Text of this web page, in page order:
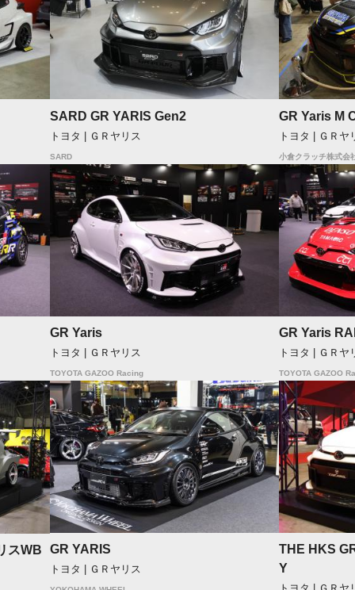
SARD GR YARIS Gen2
トヨタ | ＧＲヤリス
SARD
GR Yaris M
トヨタ | ＧＲヤ
小倉クラッチ株式会
GR Yaris
トヨタ | ＧＲヤリス
TOYOTA GAZOO Racing
GR Yaris
トヨタ | ＧＲヤ
TOYOTA GAZOO
スWB GR YARIS
トヨタ | ＧＲヤリス
THE HKS
Y